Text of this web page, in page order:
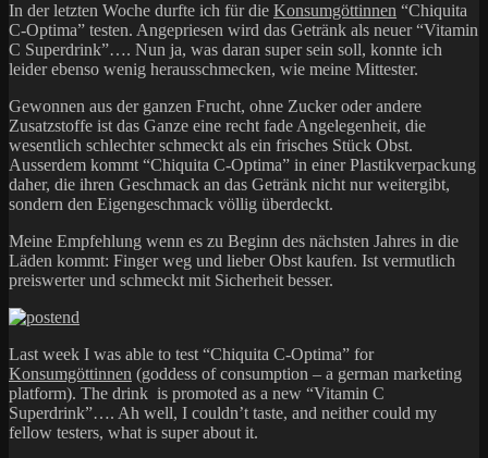
In der letzten Woche durfte ich für die Konsumgöttinnen “Chiquita
C-Optima” testen. Angepriesen wird das Getränk als neuer “Vitamin
C Superdrink”…. Nun ja, was daran super sein soll, konnte ich
leider ebenso wenig herausschmecken, wie meine Mittester.
Gewonnen aus der ganzen Frucht, ohne Zucker oder andere
Zusatzstoffe ist das Ganze eine recht fade Angelegenheit, die
wesentlich schlechter schmeckt als ein frisches Stück Obst.
Ausserdem kommt “Chiquita C-Optima” in einer Plastikverpackung
daher, die ihren Geschmack an das Getränk nicht nur weitergibt,
sondern den Eigengeschmack völlig überdeckt.
Meine Empfehlung wenn es zu Beginn des nächsten Jahres in die
Läden kommt: Finger weg und lieber Obst kaufen. Ist vermutlich
preiswerter und schmeckt mit Sicherheit besser.
Last week I was able to test “Chiquita C-Optima” for
Konsumgöttinnen (goddess of consumption – a german marketing
platform). The drink is promoted as a new “Vitamin C
Superdrink”…. Ah well, I couldn’t taste, and neither could my
fellow testers, what is super about it.